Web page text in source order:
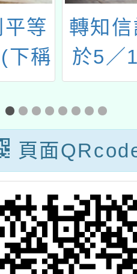
基金會
（六）
世綱醫
／身高體
好！陪你
8歲成長
題】親
座
署
小
漁
（
頁面